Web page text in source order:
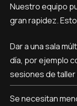
Nuestro equipo
gran rapidez.
Dar a una sala
día, por ejemplo
sesiones de
Se necesitan